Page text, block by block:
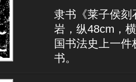
隶书《莱子侯刻
岩，纵48cm，
国书法史上一
书。